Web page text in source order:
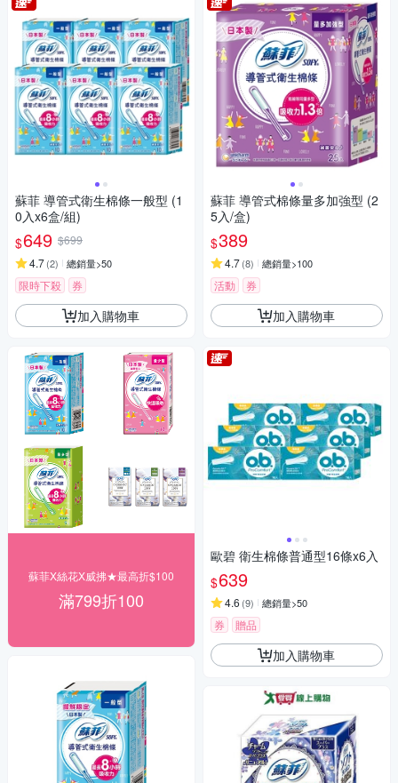
蘇菲 導管式衛生棉條一般型 (1
0入x6盒/組)
$649 $699
4.7(2) 總銷量>50
限時下殺 券
加入購物車
蘇菲X絲花X威拂★最高折$100
滿799折100
蘇菲 導管式棉條量多加強型 (2
5入/盒)
$389
4.7(8) 總銷量>100
活動 券
加入購物車
歐碧 衛生棉條普通型16條x6入
$639
4.6 (9) 總銷量>50
券 贈品
加入購物車